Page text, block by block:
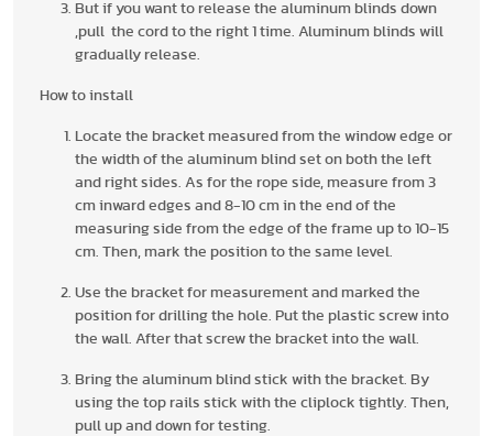
But if you want to release the aluminum blinds down
,pull the cord to the right 1 time. Aluminum blinds will
gradually release.
How to install
Locate the bracket measured from the window edge or
the width of the aluminum blind set on both the left
and right sides. As for the rope side, measure from 3
cm inward edges and 8-10 cm in the end of the
measuring side from the edge of the frame up to 10-15
cm. Then, mark the position to the same level.
Use the bracket for measurement and marked the
position for drilling the hole. Put the plastic screw into
the wall. After that screw the bracket into the wall.
Bring the aluminum blind stick with the bracket. By
using the top rails stick with the cliplock tightly. Then,
pull up and down for testing.